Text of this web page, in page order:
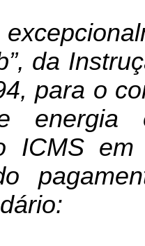
da
para o
ICMS